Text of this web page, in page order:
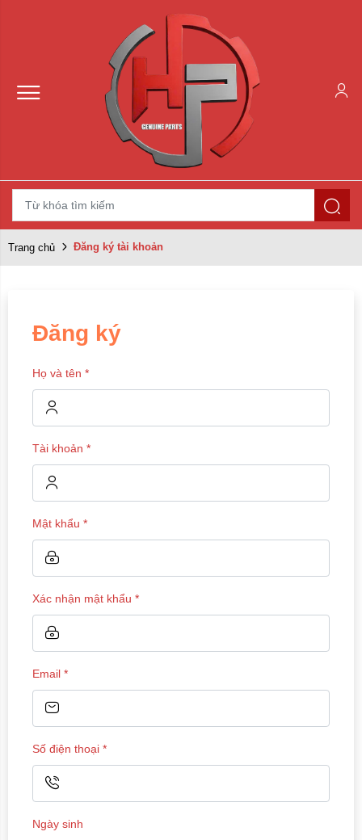
Trang chủ Đăng ký tài khoản
Đăng ký
Họ và tên *
Tài khoản *
Mật khẩu *
Xác nhận mật khẩu *
Email *
Số điện thoại *
Ngày sinh